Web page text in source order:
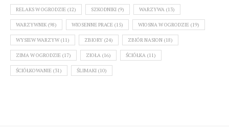
RELAKS W OGRODZIE (12) SZKODNIKI (9) WARZYWA (13)
WARZYWNIK (98) WIOSENNE PRACE (15) WIOSNA W OGRODZIE (19)
WYSIEW WARZYW (11) ZBIORY (24) ZBIÓR NASION (18)
ZIMA W OGRODZIE (17) ZIOŁA (16) ŚCIÓŁKA (11)
ŚCIÓŁKOWANIE (31) ŚLIMAKI (10)